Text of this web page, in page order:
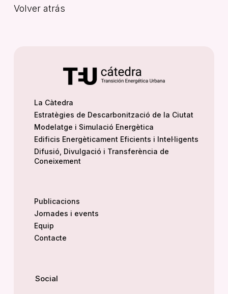
Volver atrás
La Càtedra
Estratègies de Descarbonització de la Ciutat
Modelatge i Simulació Energètica
Edificis Energèticament Eficients i Intel·ligents
Difusió, Divulgació i Transferència de
Coneixement
Publicacions
Jornades i events
Equip
Contacte
Social